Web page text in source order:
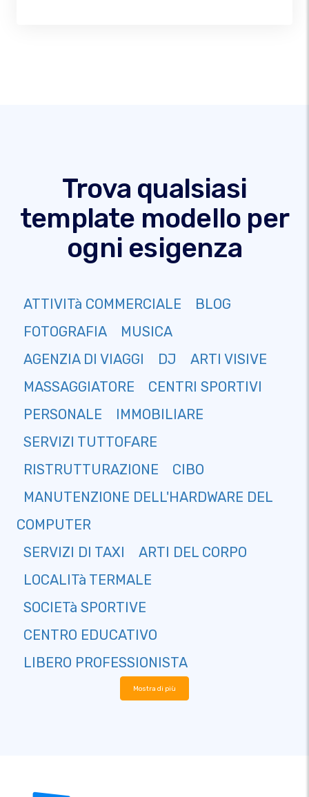
Trova qualsiasi
template modello per
ogni esigenza
ATTIVITà COMMERCIALE
BLOG
FOTOGRAFIA
MUSICA
AGENZIA DI VIAGGI
DJ
ARTI VISIVE
MASSAGGIATORE
CENTRI SPORTIVI
PERSONALE
IMMOBILIARE
SERVIZI TUTTOFARE
RISTRUTTURAZIONE
CIBO
MANUTENZIONE DELL'HARDWARE DEL
COMPUTER
SERVIZI DI TAXI
ARTI DEL CORPO
LOCALITà TERMALE
SOCIETà SPORTIVE
CENTRO EDUCATIVO
LIBERO PROFESSIONISTA
Mostra di più